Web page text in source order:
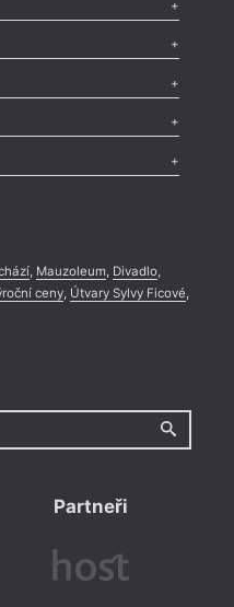
,Literární soutěž,
, Mauzoleum, Divadlo,
ceny, Útvary Sylvy Ficové
Partneři